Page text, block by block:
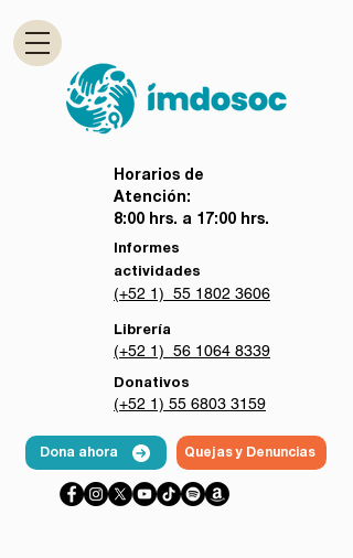
Horarios de
Atención:
8:00 hrs. a 17:00 hrs.
Informes
actividades
(+52 1) 55 1802 3606
Librería
(+52 1) 56 1064 8339
Donativos
(+52 1) 55 6803 3159
Dona ahora Quejas y Denuncias